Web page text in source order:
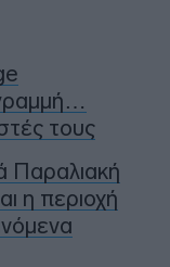
τους
Παραλιακή
η περιοχή